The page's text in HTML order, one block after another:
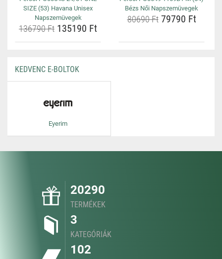
SIZE (53) Havana Unisex
Napszemüvegek
136790 Ft 135190 Ft
Bézs Női Napszemüvegek
80690 Ft79790 Ft
KEDVENC E-BOLTOK
Eyerim
20290
TERMÉKEK
3
KATEGÓRIÁK
102